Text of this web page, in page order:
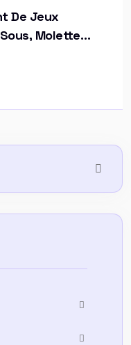
De Jeux
Molette